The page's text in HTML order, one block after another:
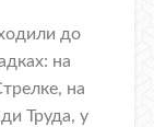
до
на
на
Труда, у